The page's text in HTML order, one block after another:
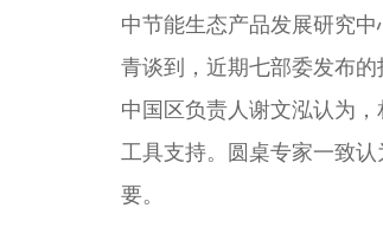
中节能生态产品发展研究
青谈到，近期七部委发布
中国区负责人谢文泓认为
工具支持。圆桌专家一致
要。